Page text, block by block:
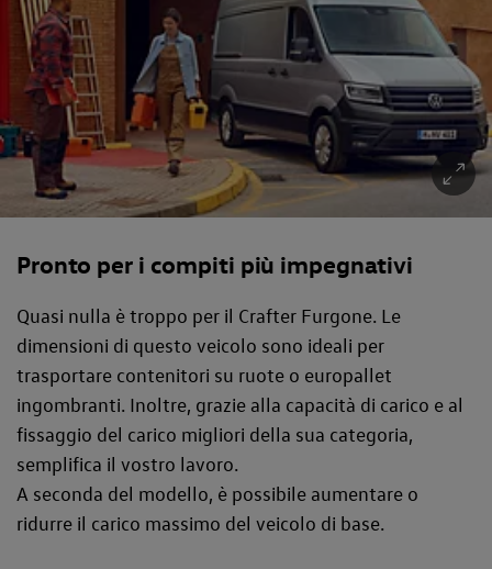
Pronto per i compiti più impegnativi
Quasi nulla è troppo per il Crafter Furgone. Le
dimensioni di questo veicolo sono ideali per
trasportare contenitori su ruote o europallet
ingombranti. Inoltre, grazie alla capacità di carico e al
fissaggio del carico migliori della sua categoria,
semplifica il vostro lavoro.
A seconda del modello, è possibile aumentare o
ridurre il carico massimo del veicolo di base.